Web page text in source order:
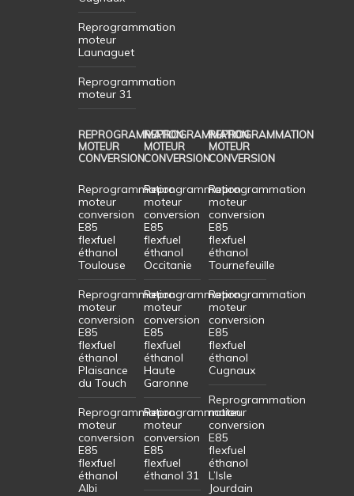
Reprogrammation
moteur
Launaguet
Reprogrammation
moteur 31
REPROGRAMMATION
MOTEUR
CONVERSION
Reprogrammation
moteur
conversion
E85
flexfuel
éthanol
Toulouse
Reprogrammation
moteur
conversion
E85
flexfuel
éthanol
Plaisance
du Touch
Reprogrammation
moteur
conversion
E85
flexfuel
éthanol
Albi
REPROGRAMMATION
MOTEUR
CONVERSION
Reprogrammation
moteur
conversion
E85
flexfuel
éthanol
Occitanie
Reprogrammation
moteur
conversion
E85
flexfuel
éthanol
Haute
Garonne
Reprogrammation
moteur
conversion
E85
flexfuel
éthanol 31
REPROGRAMMATION
MOTEUR
CONVERSION
Reprogrammation
moteur
conversion
E85
flexfuel
éthanol
Tournefeuille
Reprogrammation
moteur
conversion
E85
flexfuel
éthanol
Cugnaux
Reprogrammation
moteur
conversion
E85
flexfuel
éthanol
L’Isle
Jourdain